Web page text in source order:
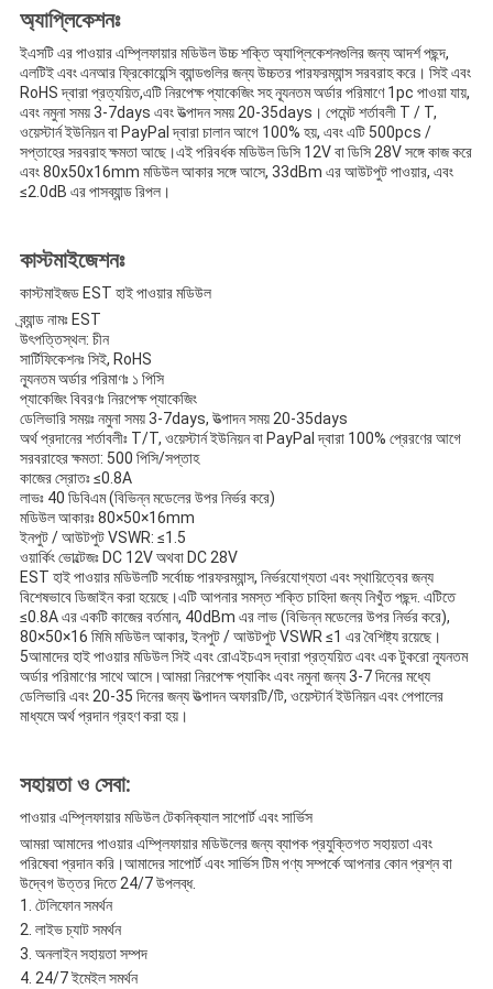
অ্যাপ্লিকেশনঃ
ইএসটি এর পাওয়ার এম্প্লিফায়ার মডিউল উচ্চ শক্তি অ্যাপ্লিকেশনগুলির জন্য আদর্শ পছন্দ,
এলটিই এবং এনআর ফ্রিকোয়েন্সি ব্যান্ডগুলির জন্য উচ্চতর পারফরম্যান্স সরবরাহ করে। সিই এবং
RoHS দ্বারা প্রত্যয়িত,এটি নিরপেক্ষ প্যাকেজিং সহ ন্যূনতম অর্ডার পরিমাণে 1pc পাওয়া যায়,
এবং নমুনা সময় 3-7days এবং উত্পাদন সময় 20-35days। পেমেন্ট শর্তাবলী T / T,
ওয়েস্টার্ন ইউনিয়ন বা PayPal দ্বারা চালান আগে 100% হয়, এবং এটি 500pcs /
সপ্তাহের সরবরাহ ক্ষমতা আছে।এই পরিবর্ধক মডিউল ডিসি 12V বা ডিসি 28V সঙ্গে কাজ করে
এবং 80x50x16mm মডিউল আকার সঙ্গে আসে, 33dBm এর আউটপুট পাওয়ার, এবং
≤2.0dB এর পাসব্যান্ড রিপল।
কাস্টমাইজেশনঃ
কাস্টমাইজড EST হাই পাওয়ার মডিউল
ব্র্যান্ড নামঃ EST
উৎপত্তিস্থল: চীন
সার্টিফিকেশনঃ সিই, RoHS
ন্যূনতম অর্ডার পরিমাণঃ ১ পিসি
প্যাকেজিং বিবরণঃ নিরপেক্ষ প্যাকেজিং
ডেলিভারি সময়ঃ নমুনা সময় 3-7days, উত্পাদন সময় 20-35days
অর্থ প্রদানের শর্তাবলীঃ T/T, ওয়েস্টার্ন ইউনিয়ন বা PayPal দ্বারা 100% প্রেরণের আগে
সরবরাহের ক্ষমতা: 500 পিসি/সপ্তাহ
কাজের স্রোতঃ ≤0.8A
লাভঃ 40 ডিবিএম (বিভিন্ন মডেলের উপর নির্ভর করে)
মডিউল আকারঃ 80×50×16mm
ইনপুট / আউটপুট VSWR: ≤1.5
ওয়ার্কিং ভোল্টেজঃ DC 12V অথবা DC 28V
EST হাই পাওয়ার মডিউলটি সর্বোচ্চ পারফরম্যান্স, নির্ভরযোগ্যতা এবং স্থায়িত্বের জন্য
বিশেষভাবে ডিজাইন করা হয়েছে।এটি আপনার সমস্ত শক্তি চাহিদা জন্য নিখুঁত পছন্দ. এটিতে
≤0.8A এর একটি কাজের বর্তমান, 40dBm এর লাভ (বিভিন্ন মডেলের উপর নির্ভর করে),
80×50×16 মিমি মডিউল আকার, ইনপুট / আউটপুট VSWR ≤1 এর বৈশিষ্ট্য রয়েছে।
5আমাদের হাই পাওয়ার মডিউল সিই এবং রোএইচএস দ্বারা প্রত্যয়িত এবং এক টুকরো ন্যূনতম
অর্ডার পরিমাণের সাথে আসে।আমরা নিরপেক্ষ প্যাকিং এবং নমুনা জন্য 3-7 দিনের মধ্যে
ডেলিভারি এবং 20-35 দিনের জন্য উত্পাদন অফারটি/টি, ওয়েস্টার্ন ইউনিয়ন এবং পেপালের
মাধ্যমে অর্থ প্রদান গ্রহণ করা হয়।
সহায়তা ও সেবা:
পাওয়ার এম্প্লিফায়ার মডিউল টেকনিক্যাল সাপোর্ট এবং সার্ভিস
আমরা আমাদের পাওয়ার এম্প্লিফায়ার মডিউলের জন্য ব্যাপক প্রযুক্তিগত সহায়তা এবং
পরিষেবা প্রদান করি।আমাদের সাপোর্ট এবং সার্ভিস টিম পণ্য সম্পর্কে আপনার কোন প্রশ্ন বা
উদ্বেগ উত্তর দিতে 24/7 উপলব্ধ.
টেলিফোন সমর্থন
লাইভ চ্যাট সমর্থন
অনলাইন সহায়তা সম্পদ
24/7 ইমেইল সমর্থন